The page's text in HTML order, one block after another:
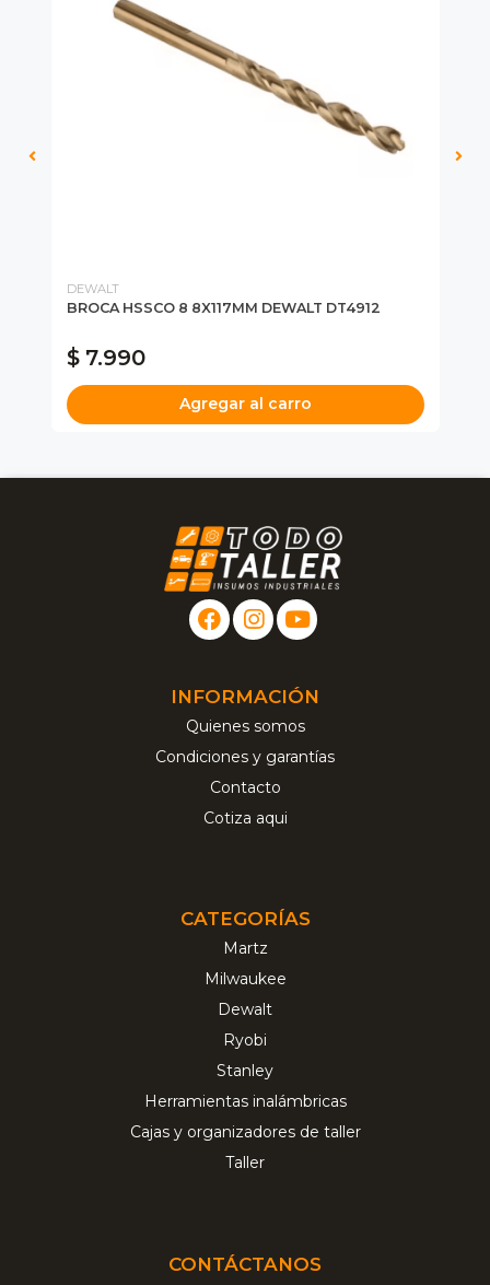
DEWALT
BROCA HSSCO 8 8X117MM DEWALT DT4912
$ 7.990
Agregar al carro
INFORMACIÓN
Quienes somos
Condiciones y garantías
Contacto
Cotiza aqui
CATEGORÍAS
Martz
Milwaukee
Dewalt
Ryobi
Stanley
Herramientas inalámbricas
Cajas y organizadores de taller
Taller
CONTÁCTANOS